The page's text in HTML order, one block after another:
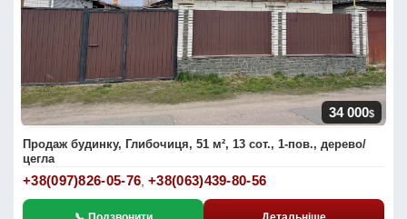
34 000$
Продаж будинку, Глибочиця, 51 м², 13 сот., 1-пов., дерево/
цегла
+38(097)826-05-76 ,+38(063)439-80-56